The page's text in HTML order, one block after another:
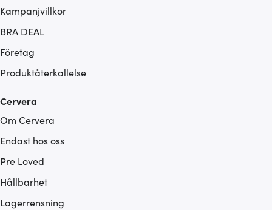
Kampanjvillkor
BRA DEAL
Företag
Produktåterkallelse
Cervera
Om Cervera
Endast hos oss
Pre Loved
Hållbarhet
Lagerrensning